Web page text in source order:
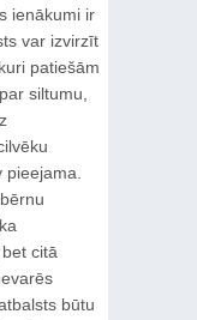
ienākumi ir
var izvirzīt
patiešām
siltumu,
pieejama.
citā
būtu